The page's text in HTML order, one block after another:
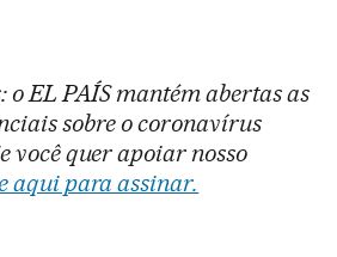
o EL PAÍS mantém abertas as
sobre o coronavírus
você quer apoiar nosso
aqui para assinar.